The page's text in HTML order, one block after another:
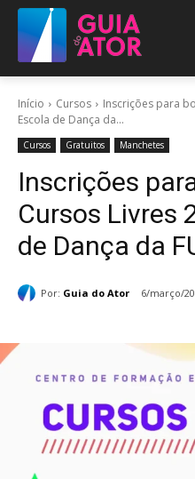
Início Cursos
Inscrições para
Escola de Dança da...
Cursos Gratuitos Manchetes
Inscrições
Cursos Livres
de Dança da
Por: Guia do Ator 6/março/